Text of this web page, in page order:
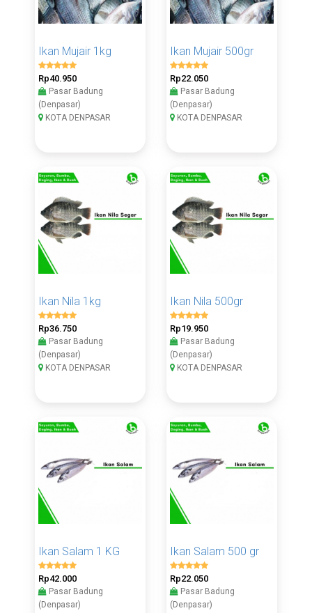
Ikan Mujair 1kg
Rp40.950
Pasar Badung
(Denpasar)
KOTA DENPASAR
Ikan Mujair 500gr
Rp22.050
Pasar Badung
(Denpasar)
KOTA DENPASAR
Ikan Nila 1kg
Rp36.750
Pasar Badung
(Denpasar)
KOTA DENPASAR
Ikan Nila 500gr
Rp19.950
Pasar Badung
(Denpasar)
KOTA DENPASAR
Ikan Salam 1 KG
Rp42.000
Pasar Badung
(Denpasar)
Ikan Salam 500 gr
Rp22.050
Pasar Badung
(Denpasar)